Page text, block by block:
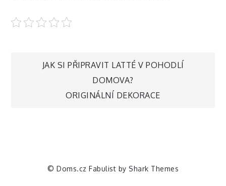
Navigace
JAK SI PŘIPRAVIT LATTÉ V POHODLÍ
DOMOVA?
ORIGINÁLNÍ DEKORACE
© Doms.cz Fabulist by Shark Themes